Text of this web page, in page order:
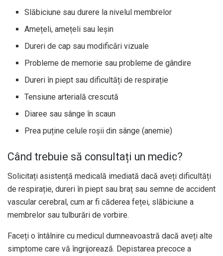
Slăbiciune sau durere la nivelul membrelor
Amețeli, amețeli sau leșin
Dureri de cap sau modificări vizuale
Probleme de memorie sau probleme de gândire
Dureri în piept sau dificultăți de respirație
Tensiune arterială crescută
Diaree sau sânge în scaun
Prea puține celule roșii din sânge (anemie)
Când trebuie să consultați un medic?
Solicitați asistență medicală imediată dacă aveți dificultăți
de respirație, dureri în piept sau braț sau semne de accident
vascular cerebral, cum ar fi căderea feței, slăbiciune a
membrelor sau tulburări de vorbire.
Faceți o întâlnire cu medicul dumneavoastră dacă aveți alte
simptome care vă îngrijorează. Depistarea precoce a